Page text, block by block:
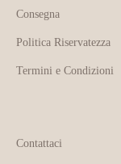
Consegna
Politica Riservatezza
Termini e Condizioni
Contattaci